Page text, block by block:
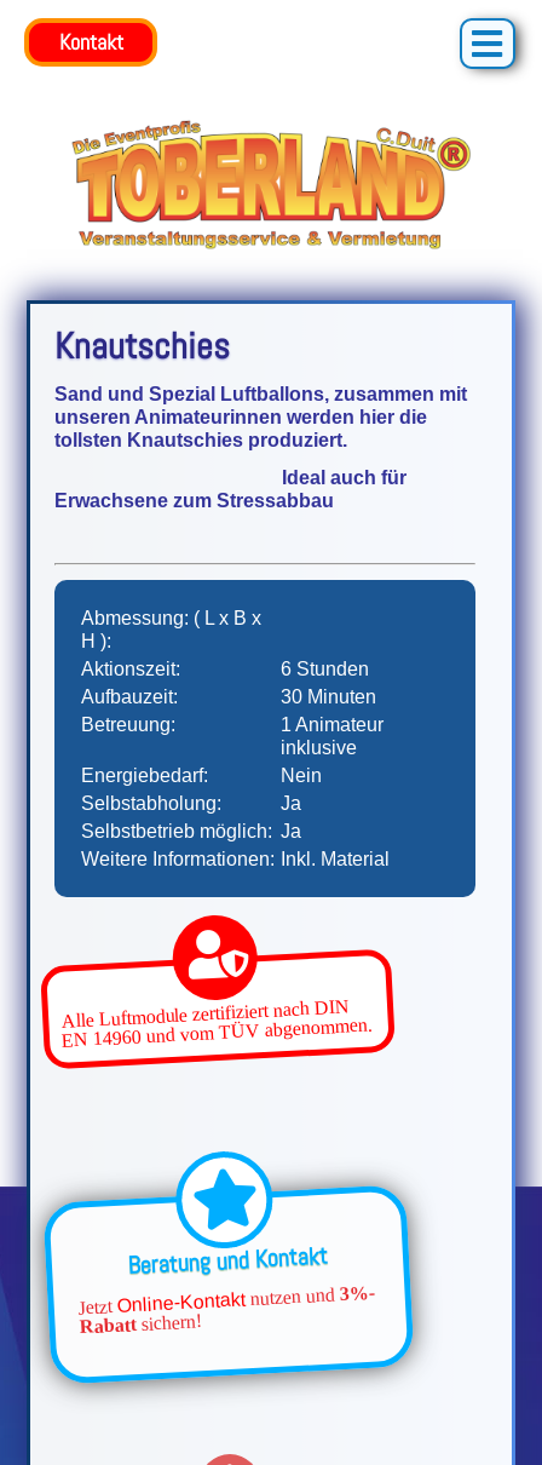
Knautschies
Sand und Spezial Luftballons, zusammen mit
unseren Animateurinnen werden hier die
tollsten Knautschies produziert.
Ideal auch für
Erwachsene zum Stressabbau
Abmessung: ( L x B x
H ):
Aktionszeit:
6 Stunden
Aufbauzeit:
30 Minuten
Betreuung:
1 Animateur
inklusive
Energiebedarf:
Nein
Selbstabholung:
Ja
Selbstbetrieb möglich: Ja
Weitere Informationen:
Inkl. Material
Alle Luftmodule zertifiziert nach DIN
EN 14960 und vom TÜV abgenommen.
Beratung und Kontakt
JetztOnline-Kontaktnutzen und3%-
Rabattsichern!
Kontakt